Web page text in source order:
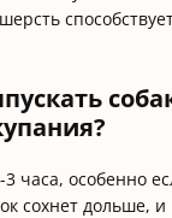
часа, особенно
сохнет дольше, и